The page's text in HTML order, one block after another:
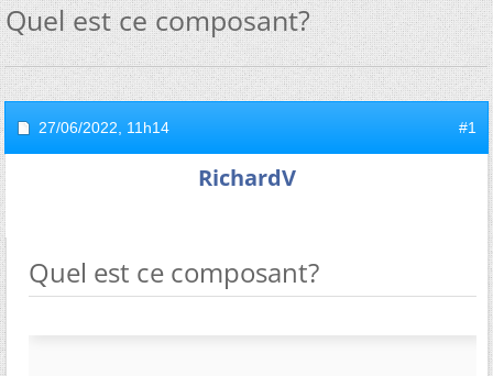
Quel est ce composant?
27/06/2022, 11h14 #1
RichardV
Quel est ce composant?